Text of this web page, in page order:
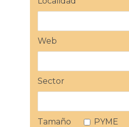
Web
Sector
Tamaño
PYME